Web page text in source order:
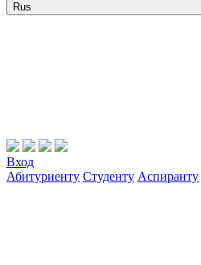
Rus
Вход
Абитуриенту Студенту Аспиранту